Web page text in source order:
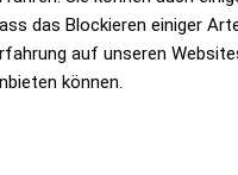
das Blockieren einiger
auf unseren
können.